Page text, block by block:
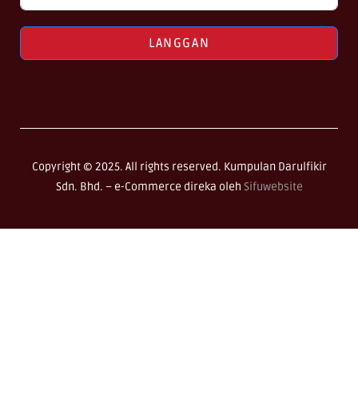
LANGGAN
Copyright © 2025. All rights reserved. Kumpulan Darulfikir
Sdn. Bhd. – e-Commerce direka oleh Sifuwebsite